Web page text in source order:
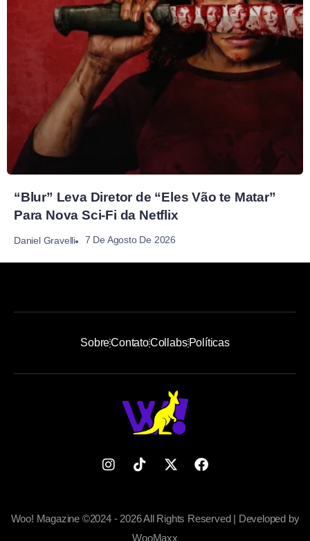
“Blur” Leva Diretor de “Eles Vão te Matar”
Para Nova Sci-Fi da Netflix
Daniel Gravelli 7 De Agosto De 2026
SobreContatoCollabsPolíticas
Woo! Magazine ©2024 - 2026 All Rights Reserved | Developed by
WooMaxx